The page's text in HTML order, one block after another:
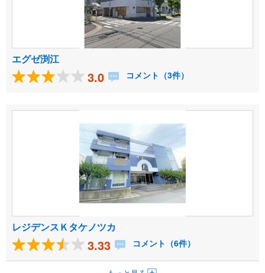
エグゼ渕江
3.0 コメント（3件）
レジデンスＫタケノツカ
3.33 コメント（6件）